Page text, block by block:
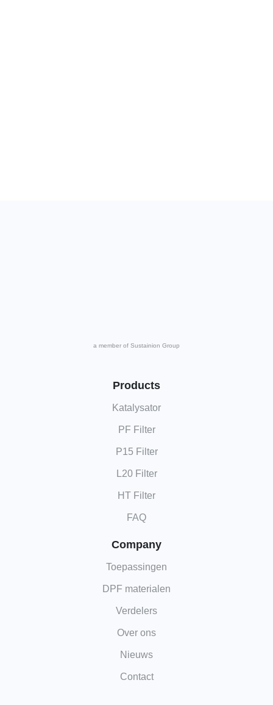
a member of Sustainion Group
Products
Katalysator
PF Filter
P15 Filter
L20 Filter
HT Filter
FAQ
Company
Toepassingen
DPF materialen
Verdelers
Over ons
Nieuws
Contact